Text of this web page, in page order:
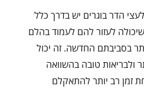
הדר בוגרים יש בדרך כלל
לעזור להם לעמוד בהלם
בסביבתם החדשה. זה יכול
ולבריאות טובה בהשוואה
זמן רב יותר להתאקלם